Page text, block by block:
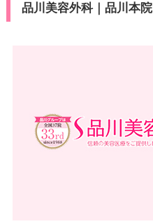
品川美容外科｜品川本院